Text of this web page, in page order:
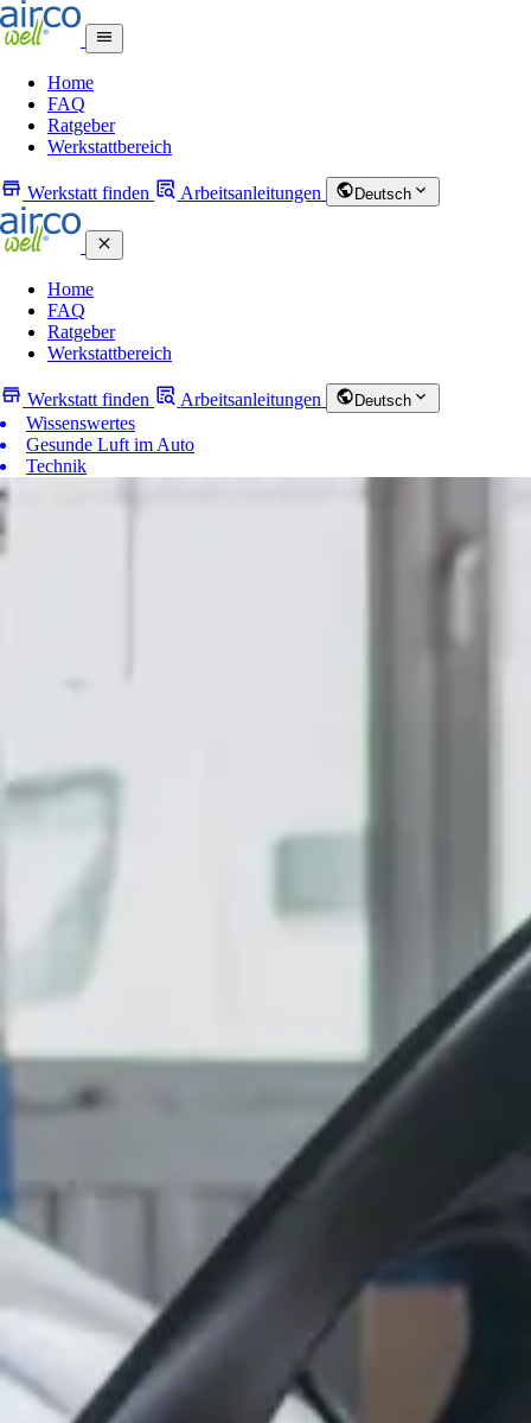
Home
FAQ
Ratgeber
Werkstattbereich
Werkstatt finden Arbeitsanleitungen Deutsch
Home
FAQ
Ratgeber
Werkstattbereich
Werkstatt finden Arbeitsanleitungen Deutsch
Wissenswertes
Gesunde Luft im Auto
Technik